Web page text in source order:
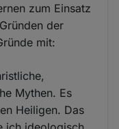
zum Einsatz
der
mit:
Mythen. Es
Heiligen. Das